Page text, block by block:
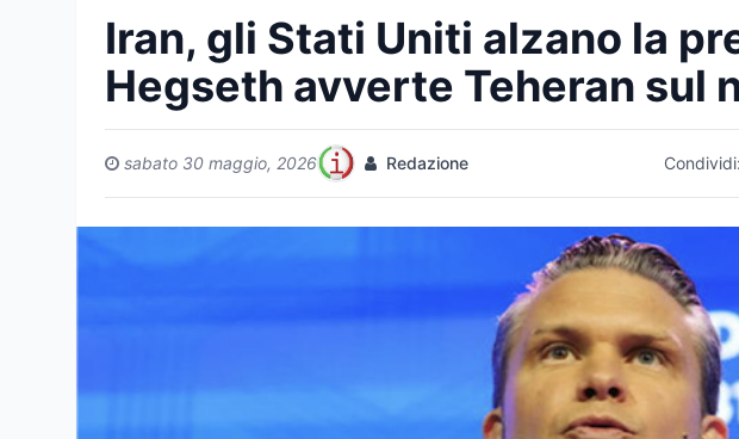
Iran, gli Stati Uniti alzano la
Hegseth avverte Teheran sul
sabato 30 maggio, 2026 Redazione Condividi: